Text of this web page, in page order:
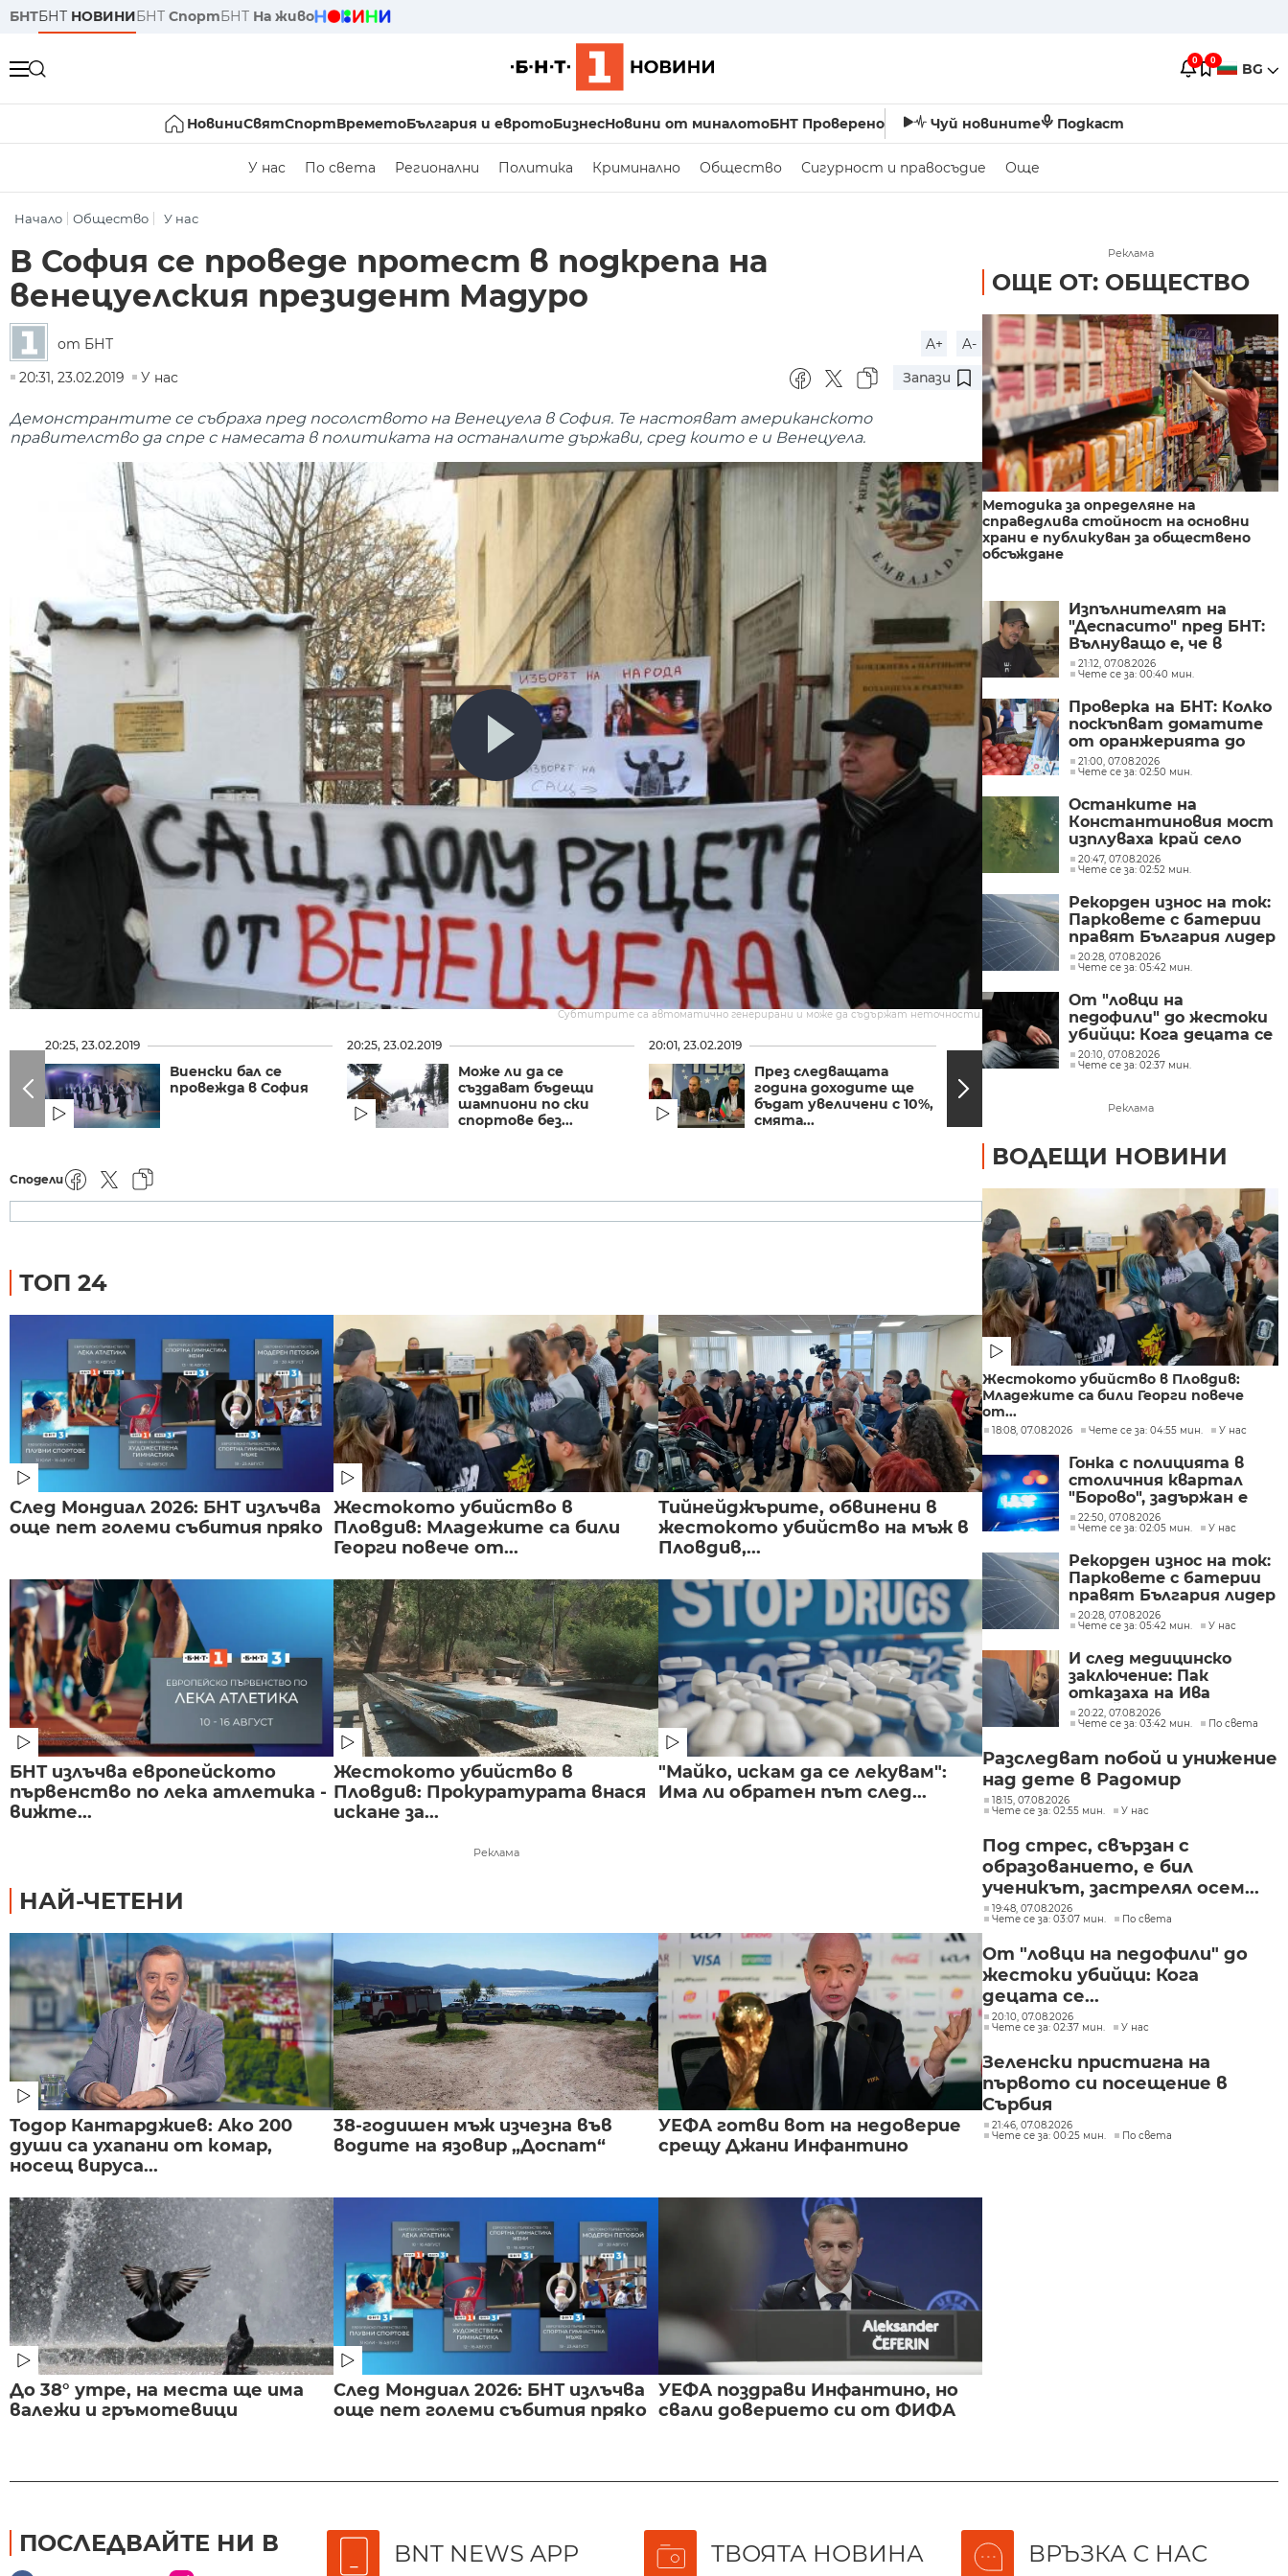
БНТБНТ НОВИНИБНТ СпортБНТ На живо
0 0 BG
НовиниСвятСпортВреметоБългария и евротоБизнесНовини от миналотоБНТ Проверено Чуй новините Подкаст
У нас По света Регионални Политика Криминално Общество Сигурност и правосъдие Още
Начало Общество У нас
В София се проведе протест в подкрепа на
венецуелския президент Мадуро
от БНТ A+
A-
20:31, 23.02.2019
У нас Запази
Демонстрантите се събраха пред посолството на Венецуела в София. Те настояват американското
правителство да спре с намесата в политиката на останалите държави, сред които е и Венецуела.
Субтитрите са автоматично генерирани и може да съдържат неточности.
20:25, 23.02.2019
Виенски бал се
провежда в София
20:25, 23.02.2019
Може ли да се
създават бъдещи
шампиони по ски
спортове без...
20:01, 23.02.2019
През следващата
година доходите ще
бъдат увеличени с 10%,
смята...
20:00, 23.02.2019
Адвокатската
гарантирана
Сподели
ТОП 24
След Мондиал 2026: БНТ излъчва
още пет големи събития пряко
Жестокото убийство в
Пловдив: Младежите са били
Георги повече от...
Тийнейджърите, обвинени в
жестокото убийство на мъж в
Пловдив,...
БНТ излъчва европейското
първенство по лека атлетика -
вижте...
Жестокото убийство в
Пловдив: Прокуратурата внася
искане за...
"Майко, искам да се лекувам":
Има ли обратен път след...
Реклама
НАЙ-ЧЕТЕНИ
Тодор Кантарджиев: Ако 200
души са ухапани от комар,
носещ вируса...
38-годишен мъж изчезна във
водите на язовир „Доспат“
УЕФА готви вот на недоверие
срещу Джани Инфантино
До 38° утре, на места ще има
валежи и гръмотевици
След Мондиал 2026: БНТ излъчва
още пет големи събития пряко
УЕФА поздрави Инфантино, но
свали доверието си от ФИФА
Реклама
ОЩЕ ОТ: ОБЩЕСТВО
Методика за определяне на
справедлива стойност на основни
храни е публикуван за обществено
обсъждане
Изпълнителят на
"Деспасито" пред БНТ:
Вълнуващо е, че в
България хората пеят
и танцуват на моите
песни
21:12, 07.08.2026
Чете се за: 00:40 мин.
Проверка на БНТ: Колко
поскъпват доматите
от оранжерията до
магазина?
21:00, 07.08.2026
Чете се за: 02:50 мин.
Останките на
Константиновия мост
изплуваха край село
Гиген
20:47, 07.08.2026
Чете се за: 02:52 мин.
Рекорден износ на ток:
Парковете с батерии
правят България лидер
на пазара
20:28, 07.08.2026
Чете се за: 05:42 мин.
От "ловци на
педофили" до жестоки
убийци: Кога децата се
превръщат в
насилници?
20:10, 07.08.2026
Чете се за: 02:37 мин.
Реклама
ВОДЕЩИ НОВИНИ
Жестокото убийство в Пловдив:
Младежите са били Георги повече
от...
18:08, 07.08.2026 Чете се за: 04:55 мин. У нас
Гонка с полицията в
столичния квартал
"Борово", задържан е
мъж, у когото са
намерени 460 000 евро
22:50, 07.08.2026
Чете се за: 02:05 мин.
У нас
Рекорден износ на ток:
Парковете с батерии
правят България лидер
на пазара
20:28, 07.08.2026
Чете се за: 05:42 мин.
У нас
И след медицинско
заключение: Пак
отказаха на Ива
Михайлова да се лекува
в България
20:22, 07.08.2026
Чете се за: 03:42 мин.
По света
Разследват побой и унижение
над дете в Радомир
18:15, 07.08.2026
Чете се за: 02:55 мин.
У нас
Под стрес, свързан с
образованието, е бил
ученикът, застрелял осем...
19:48, 07.08.2026
Чете се за: 03:07 мин.
По света
От "ловци на педофили" до
жестоки убийци: Кога
децата се...
20:10, 07.08.2026
Чете се за: 02:37 мин.
У нас
Зеленски пристигна на
първото си посещение в
Сърбия
21:46, 07.08.2026
Чете се за: 00:25 мин.
По света
ПОСЛЕДВАЙТЕ НИ В BNT NEWS APP ТВОЯТА НОВИНА ВРЪЗКА С НАС